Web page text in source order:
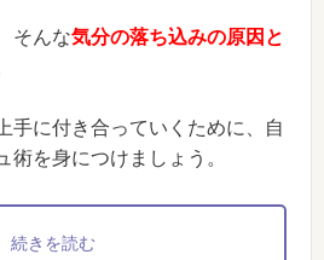
そんな気分の落ち込みの原因と
手に付き合っていくために、自
術を身につけましょう。
続きを読む